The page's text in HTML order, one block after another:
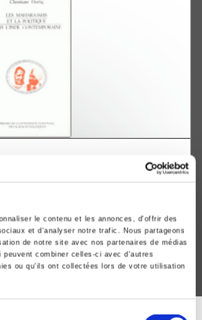
le contenu et les annonces, d'offrir des
et d'analyser notre trafic. Nous partageons
de notre site avec nos partenaires de médias
combiner celles-ci avec d'autres
ou qu'ils ont collectées lors de votre utilisation
dans l'Inde